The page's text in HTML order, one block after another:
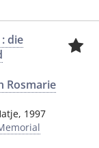
die
Rosmarie
, 1997